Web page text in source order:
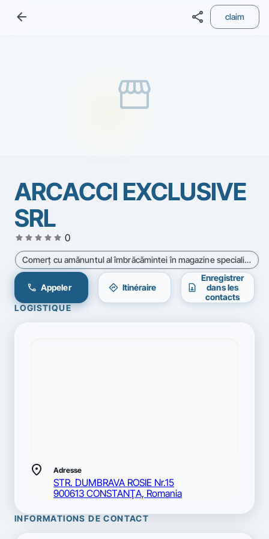
arrow_back share claim
storefront
ARCACCI EXCLUSIVE
SRL
star star star star star 0
Comerţ cu amănuntul al îmbrăcămintei în magazine specializate - Cod CAEN 4771
call Appeler directions Itinéraire contact_page
Enregistrer
dans les
contacts
LOGISTIQUE
location_on Adresse
STR. DUMBRAVA ROSIE Nr.15
900613 CONSTANŢA, Romania
INFORMATIONS DE CONTACT